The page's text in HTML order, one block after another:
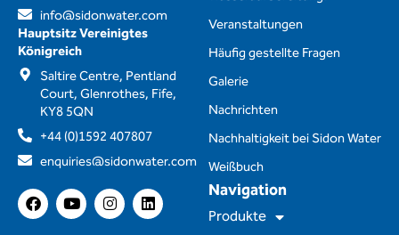
info@sidonwater.com
Hauptsitz Vereinigtes
Königreich
Saltire Centre, Pentland
Court, Glenrothes, Fife,
KY8 5QN
+44 (0)1592 407807
enquiries@sidonwater.com
F
a
c
Y
o
u
I
n
s
L
i
n
Navigation
Produkte
Veranstaltungen
Häufig gestellte Fragen
Galerie
Nachrichten
Nachhaltigkeit bei Sidon Water
Weißbuch